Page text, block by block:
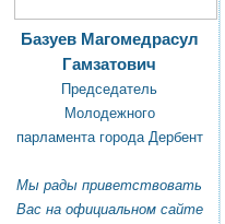
Базуев Магомедрасул
Гамзатович
Председатель
Молодежного
парламента города Дербент
Мы рады приветствовать
Вас на официальном сайте